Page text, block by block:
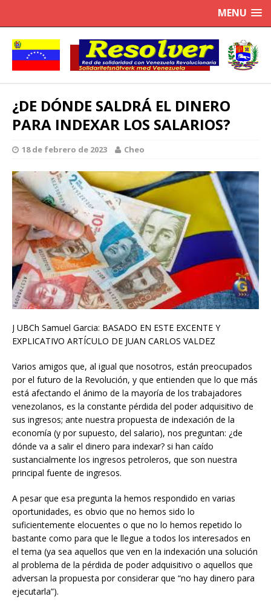
MENU
¿DE DÓNDE SALDRÁ EL DINERO
PARA INDEXAR LOS SALARIOS?
18 de febrero de 2023 Cheo
J UBCh Samuel Garcia: BASADO EN ESTE EXCENTE Y
EXPLICATIVO ARTÍCULO DE JUAN CARLOS VALDEZ
Varios amigos que, al igual que nosotros, están preocupados
por el futuro de la Revolución, y que entienden que lo que más
está afectando el ánimo de la mayoría de los trabajadores
venezolanos, es la constante pérdida del poder adquisitivo de
sus ingresos; ante nuestra propuesta de indexación de la
economía (y por supuesto, del salario), nos preguntan: ¿de
dónde va a salir el dinero para indexar? si han caído
sustancialmente los ingresos petroleros, que son nuestra
principal fuente de ingresos.
A pesar que esa pregunta la hemos respondido en varias
oportunidades, es obvio que no hemos sido lo
suficientemente elocuentes o que no lo hemos repetido lo
bastante como para que le llegue a todos los interesados en
el tema (ya sea aquellos que ven en la indexación una solución
al problema de la pérdida de poder adquisitivo o aquellos que
adversan la propuesta por considerar que “no hay dinero para
ejecutarla”).